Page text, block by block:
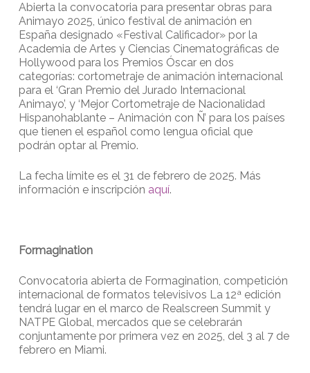
Abierta la convocatoria para presentar obras para
Animayo 2025, único festival de animación en
España designado «Festival Calificador» por la
Academia de Artes y Ciencias Cinematográficas de
Hollywood para los Premios Óscar en dos
categorías: cortometraje de animación internacional
para el ‘Gran Premio del Jurado Internacional
Animayo’, y ‘Mejor Cortometraje de Nacionalidad
Hispanohablante – Animación con Ñ’ para los países
que tienen el español como lengua oficial que
podrán optar al Premio.
La fecha límite es el 31 de febrero de 2025. Más
información e inscripción aquí.
Formagination
Convocatoria abierta de Formagination, competición
internacional de formatos televisivos La 12ª edición
tendrá lugar en el marco de Realscreen Summit y
NATPE Global, mercados que se celebrarán
conjuntamente por primera vez en 2025, del 3 al 7 de
febrero en Miami.